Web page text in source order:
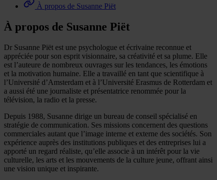
À propos de Susanne Piët
À propos de Susanne Piët
Dr Susanne Piët est une psychologue et écrivaine reconnue et
appréciée pour son esprit visionnaire, sa créativité et sa plume. Elle
est l’auteure de nombreux ouvrages sur les tendances, les émotions
et la motivation humaine. Elle a travaillé en tant que scientifique à
l’Université d’Amsterdam et à l’Université Erasmus de Rotterdam et
a aussi été une journaliste et présentatrice renommée pour la
télévision, la radio et la presse.
Depuis 1988, Susanne dirige un bureau de conseil spécialisé en
stratégie de communication. Ses missions concernent des questions
commerciales autant que l’image interne et externe des sociétés. Son
expérience auprès des institutions publiques et des entreprises lui a
apporté un regard réaliste, qu’elle associe à un intérêt pour la vie
culturelle, les arts et les mouvements de la culture jeune, offrant ainsi
une vision unique et inspirante.